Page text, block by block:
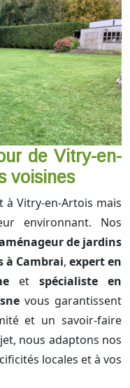
de Vitry-en-
voisines
à Vitry-en-Artois mais
environnant. Nos
de jardins
à Cambrai, expert en
etspécialiste en
vous garantissent
et un savoir-faire
nous adaptons nos
locales et à vos